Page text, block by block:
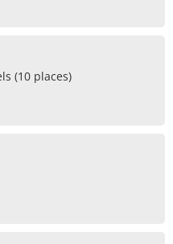
(10 places)